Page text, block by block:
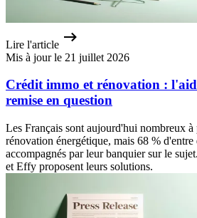
Lire l'article
Mis à jour le 21 juillet 2026
Crédit immo et rénovation :
remise en question
Les Français sont aujourd'hui nombreux
rénovation énergétique, mais 68 % d'entre
accompagnés par leur banquier sur le
et Effy proposent leurs solutions.